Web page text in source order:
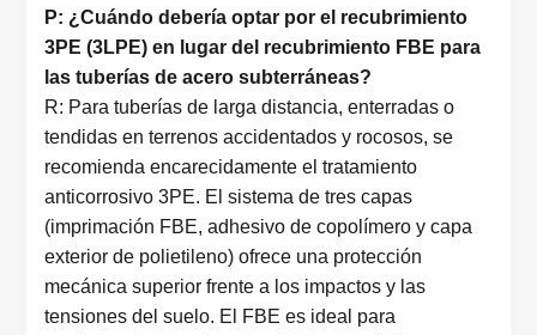
P: ¿Cuándo debería optar por el recubrimiento
3PE (3LPE) en lugar del recubrimiento FBE para
las tuberías de acero subterráneas?
R: Para tuberías de larga distancia, enterradas o
tendidas en terrenos accidentados y rocosos, se
recomienda encarecidamente el tratamiento
anticorrosivo 3PE. El sistema de tres capas
(imprimación FBE, adhesivo de copolímero y capa
exterior de polietileno) ofrece una protección
mecánica superior frente a los impactos y las
tensiones del suelo. El FBE es ideal para